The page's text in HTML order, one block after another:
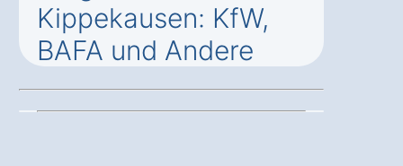
Kippekausen: KfW,
BAFA und Andere